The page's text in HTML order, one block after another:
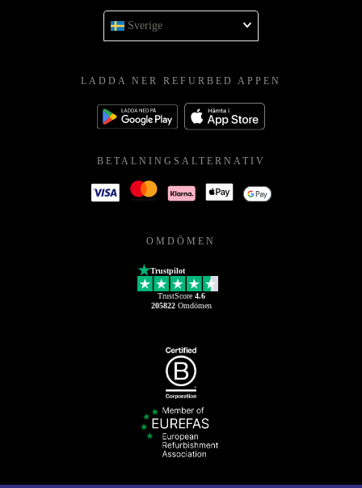
Sverige
LADDA NER REFURBED APPEN
BETALNINGSALTERNATIV
OMDÖMEN
Trustpilot
TrustScore 4.6
205822Omdömen